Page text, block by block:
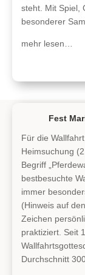
steht. Mit Spiel,
besonderer
mehr lesen…
Fest
Für die
Heimsuchung
Begriff
bestbesuchte
immer
(Hinweis auf
Zeichen
praktiziert. Seit
Durchschnitt